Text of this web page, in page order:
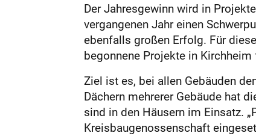
Der Jahresgewinn wird in
vergangenen Jahr einen
ebenfalls großen Erfolg. Für
begonnene Projekte in
Ziel ist es, bei allen Gebäuden
Dächern mehrerer Gebäude hat
sind in den Häusern im Einsatz.
Kreisbaugenossenschaft